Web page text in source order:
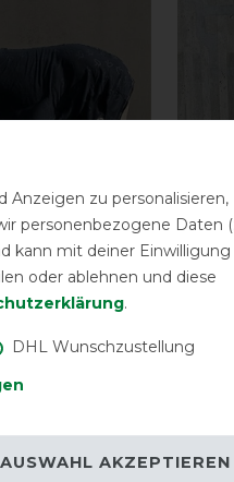
mit
Anzeigen zu personalisieren,
personenbezogene Daten
kann mit deiner Einwilligung
oder ablehnen und diese
.
DHL Wunschzustellung
AUSWAHL AKZEPTIEREN